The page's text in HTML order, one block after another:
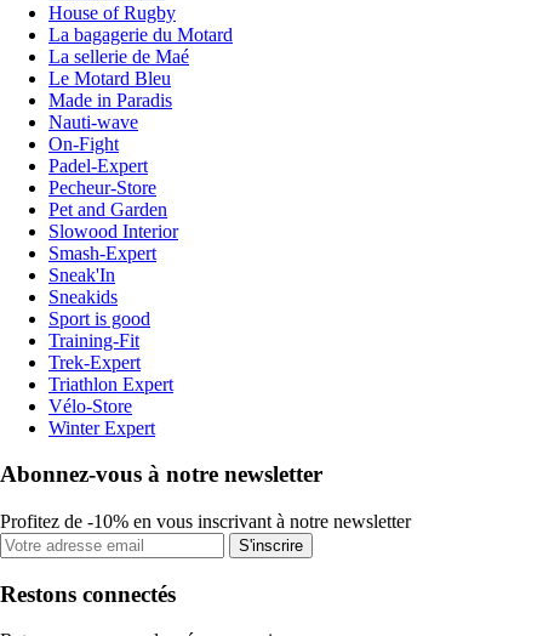
House of Rugby
La bagagerie du Motard
La sellerie de Maé
Le Motard Bleu
Made in Paradis
Nauti-wave
On-Fight
Padel-Expert
Pecheur-Store
Pet and Garden
Slowood Interior
Smash-Expert
Sneak'In
Sneakids
Sport is good
Training-Fit
Trek-Expert
Triathlon Expert
Vélo-Store
Winter Expert
Abonnez-vous à notre newsletter
Profitez de -10% en vous inscrivant à notre newsletter
S'inscrire
Restons connectés